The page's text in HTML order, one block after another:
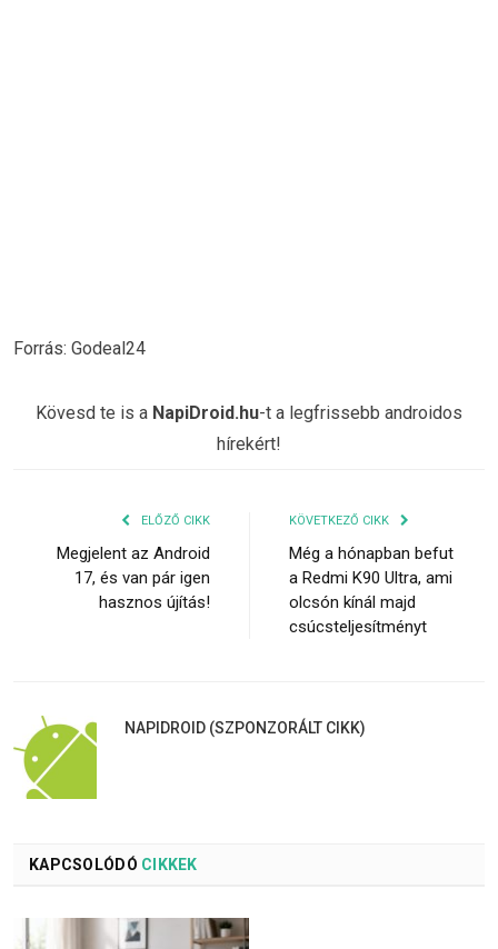
Forrás: Godeal24
Kövesd te is a NapiDroid.hu-t a legfrissebb androidos
hírekért!
ELŐZŐ CIKK
Megjelent az Android
17, és van pár igen
hasznos újítás!
KÖVETKEZŐ CIKK
Még a hónapban befut
a Redmi K90 Ultra, ami
olcsón kínál majd
csúcsteljesítményt
NAPIDROID (SZPONZORÁLT CIKK)
KAPCSOLÓDÓ CIKKEK